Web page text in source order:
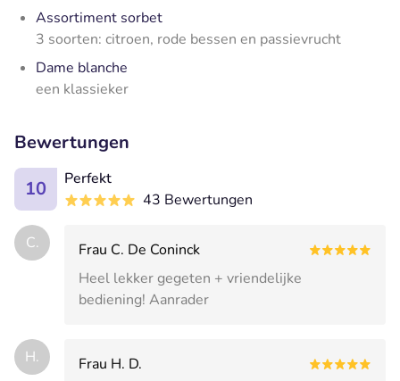
Assortiment sorbet
3 soorten: citroen, rode bessen en passievrucht
Dame blanche
een klassieker
Bewertungen
10
Perfekt
43 Bewertungen
C.
Frau C. De Coninck
Heel lekker gegeten + vriendelijke
bediening! Aanrader
H.
Frau H. D.